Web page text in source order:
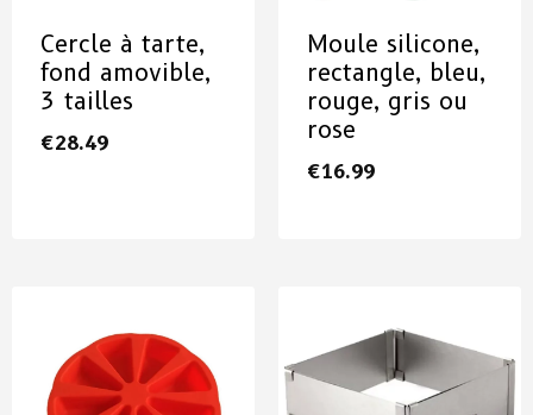
Cercle à tarte,
fond amovible,
3 tailles
€28.49
Moule silicone,
rectangle, bleu,
rouge, gris ou
rose
€16.99